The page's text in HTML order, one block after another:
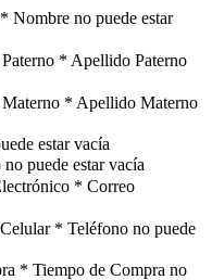
* Nombre no puede estar
* Apellido Paterno
* Apellido Materno
estar vacía
no puede estar vacía
* Correo
* Teléfono no puede
* Tiempo de Compra no